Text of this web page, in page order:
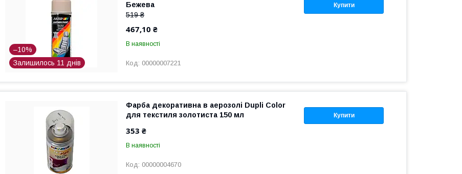
–10%
Залишилось 11 днів
Купити
Бежева
519 ₴
467,10 ₴
В наявності
00000007221
Купити
Фарба декоративна в аерозолі Dupli Color
для текстиля золотиста 150 мл
353 ₴
В наявності
00000004670